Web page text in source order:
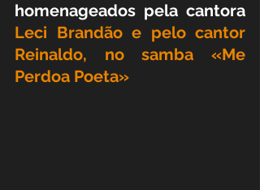
Leci Brandão e pelo cantor
Reinaldo, no samba «Me
Perdoa Poeta»